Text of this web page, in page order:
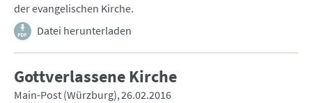
der evangelischen Kirche.
Datei herunterladen
Gottverlassene Kirche
Main-Post (Würzburg) 26.02.2016